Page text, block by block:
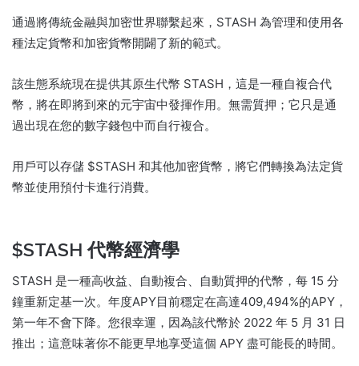
通過將傳統金融與加密世界聯繫起來，STASH 為管理和使用各
種法定貨幣和加密貨幣開闢了新的範式。
該生態系統現在提供其原生代幣 STASH，這是一種自複合代
幣，將在即將到來的元宇宙中發揮作用。 無需質押； 它只是通
過出現在您的數字錢包中而自行複合。
用戶可以存儲 $STASH 和其他加密貨幣，將它們轉換為法定貨
幣並使用預付卡進行消費。
$STASH 代幣經濟學
STASH 是一種高收益、自動複合、自動質押的代幣，每 15 分
鐘重新定基一次。 年度APY目前穩定在高達409,494%的APY，
第一年不會下降。 您很幸運，因為該代幣於 2022 年 5 月 31 日
推出； 這意味著你不能更早地享受這個 APY 盡可能長的時間。